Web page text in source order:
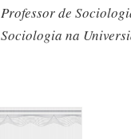
Professor de
Sociologia na